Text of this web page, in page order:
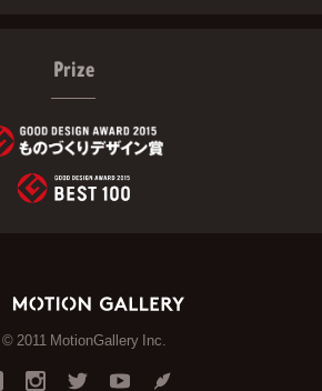
Prize
© 2011 MotionGallery Inc.